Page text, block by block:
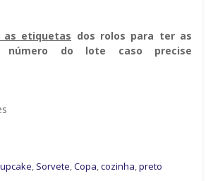
as etiquetas dos rolos para ter as
número do lote caso precise
, Sorvete,Copa,cozinha,preto